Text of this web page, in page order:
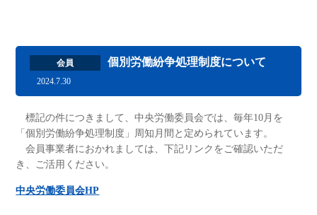
会員 個別労働紛争処理制度について
2024.7.30
標記の件につきまして、中央労働委員会では、毎年10月を
「個別労働紛争処理制度」周知月間と定められています。
会員事業者におかれましては、下記リンクをご確認いただ
き、ご活用ください。
中央労働委員会HP